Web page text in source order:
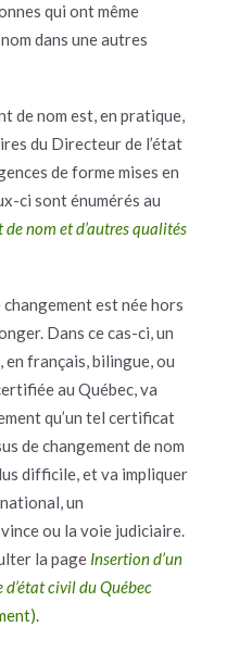
qui ont même
dans une autres
de nom est, en pratique,
du Directeur de l’état
de forme mises en
ci sont énumérés au
nom et d’autres qualités
est née hors
Dans ce cas-ci, un
français, bilingue, ou
au Québec, va
qu’un tel certificat
de changement de nom
difficile, et va impliquer
un
ou la voie judiciaire.
la page Insertion d’un
d’état civil du Québec
.